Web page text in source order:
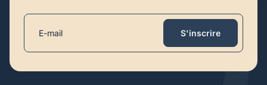
S'inscrire